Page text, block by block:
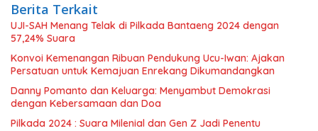
Berita Terkait
UJI-SAH Menang Telak di Pilkada Bantaeng 2024 dengan
57,24% Suara
Konvoi Kemenangan Ribuan Pendukung Ucu-Iwan: Ajakan
Persatuan untuk Kemajuan Enrekang Dikumandangkan
Danny Pomanto dan Keluarga: Menyambut Demokrasi
dengan Kebersamaan dan Doa
Pilkada 2024 : Suara Milenial dan Gen Z Jadi Penentu